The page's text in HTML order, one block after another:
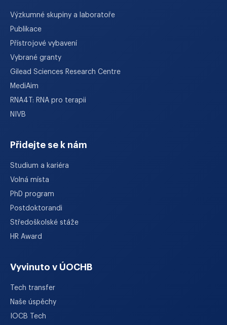
Výzkumné skupiny a laboratoře
Publikace
Přístrojové vybavení
Vybrané granty
Gilead Sciences Research Centre
MediAim
RNA4T: RNA pro terapii
NIVB
Přidejte se k nám
Studium a kariéra
Volná místa
PhD program
Postdoktorandi
Středoškolské stáže
HR Award
Vyvinuto v ÚOCHB
Tech transfer
Naše úspěchy
IOCB Tech